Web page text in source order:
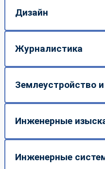
Дизайн
Журналистика
Землеустройство
Инженерные
Инженерные